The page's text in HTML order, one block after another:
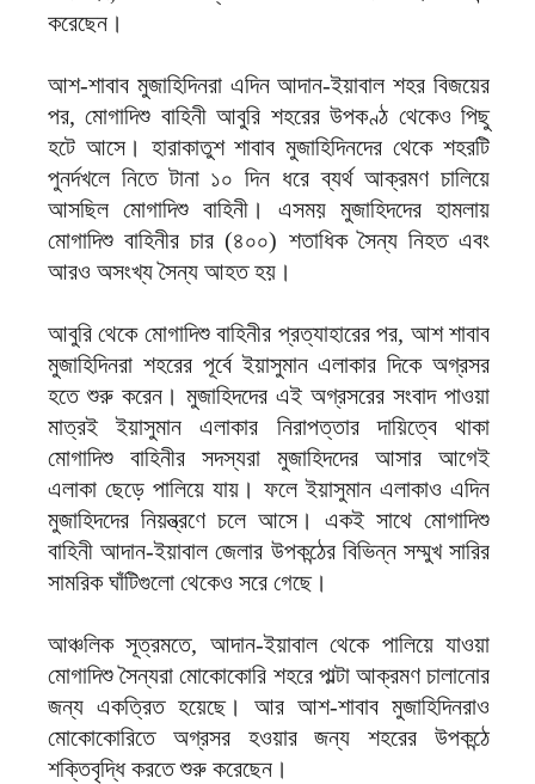
করেছেন।
আশ-শাবাব মুজাহিদিনরা এদিন আদান-ইয়াবাল শহর বিজয়ের
পর, মোগাদিশু বাহিনী আবুরি শহরের উপকণ্ঠ থেকেও পিছু
হটে আসে। হারাকাতুশ শাবাব মুজাহিদিনদের থেকে শহরটি
পুনর্দখলে নিতে টানা ১০ দিন ধরে ব্যর্থ আক্রমণ চালিয়ে
আসছিল মোগাদিশু বাহিনী। এসময় মুজাহিদদের হামলায়
মোগাদিশু বাহিনীর চার (৪০০) শতাধিক সৈন্য নিহত এবং
আরও অসংখ্য সৈন্য আহত হয়।
আবুরি থেকে মোগাদিশু বাহিনীর প্রত্যাহারের পর, আশ শাবাব
মুজাহিদিনরা শহরের পূর্বে ইয়াসুমান এলাকার দিকে অগ্রসর
হতে শুরু করেন। মুজাহিদদের এই অগ্রসরের সংবাদ পাওয়া
মাত্রই ইয়াসুমান এলাকার নিরাপত্তার দায়িত্বে থাকা
মোগাদিশু বাহিনীর সদস্যরা মুজাহিদদের আসার আগেই
এলাকা ছেড়ে পালিয়ে যায়। ফলে ইয়াসুমান এলাকাও এদিন
মুজাহিদদের নিয়ন্ত্রণে চলে আসে। একই সাথে মোগাদিশু
বাহিনী আদান-ইয়াবাল জেলার উপকন্ঠের বিভিন্ন সম্মুখ সারির
সামরিক ঘাঁটিগুলো থেকেও সরে গেছে।
আঞ্চলিক সূত্রমতে, আদান-ইয়াবাল থেকে পালিয়ে যাওয়া
মোগাদিশু সৈন্যরা মোকোকোরি শহরে পাল্টা আক্রমণ চালানোর
জন্য একত্রিত হয়েছে। আর আশ-শাবাব মুজাহিদিনরাও
মোকোকোরিতে অগ্রসর হওয়ার জন্য শহরের উপকন্ঠে
শক্তিবৃদ্ধি করতে শুরু করেছেন।